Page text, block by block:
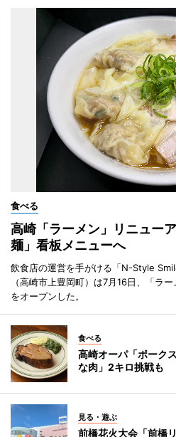
食べる
高崎「ラーメン」リニュー
麺」看板メニューへ
飲食店の運営を手がける「N-Style
（高崎市上豊岡町）は7月16日、「ラ
をオープンした。
食べる
高崎オーパ「ポーク
な肉」2キロ挑戦も
見る・遊ぶ
前橋花火大会「前橋